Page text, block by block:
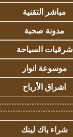
مباشر التقنية
مدونة صحبة
شرقيات السياحة
موسوعة انوار
اشراق الأرباح
شراء باك لينك